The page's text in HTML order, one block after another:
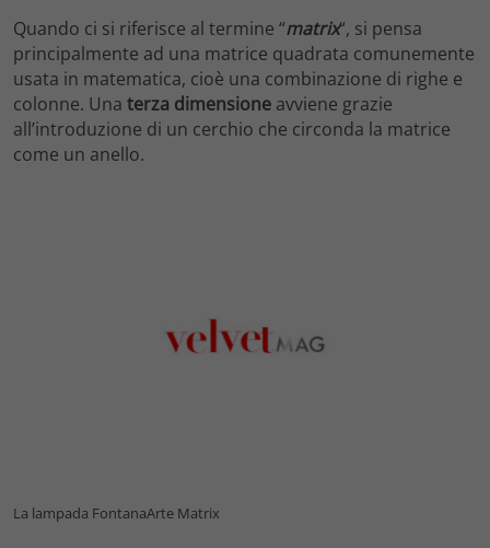
Quando ci si riferisce al termine “matrix“, si pensa
principalmente ad una matrice quadrata comunemente
usata in matematica, cioè una combinazione di righe e
colonne. Una terza dimensione avviene grazie
all’introduzione di un cerchio che circonda la matrice
come un anello.
La lampada FontanaArte Matrix